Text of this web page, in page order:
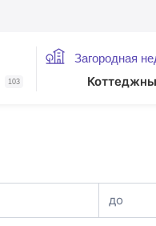
103
Загородная
до